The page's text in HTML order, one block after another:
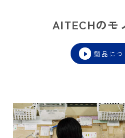
AITECHのモ
製品につ